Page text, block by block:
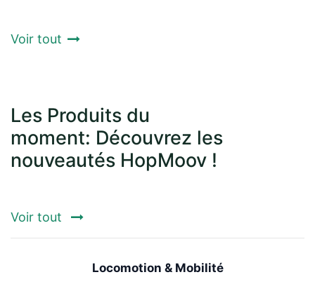
Voir tout
Les Produits du
moment: Découvrez les
nouveautés HopMoov !
Voir tout
Locomotion & Mobilité